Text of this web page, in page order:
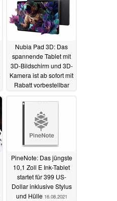
Nubia Pad 3D: Das
spannende Tablet mit
3D-Bildschirm und 3D-
Kamera ist ab sofort mit
Rabatt vorbestellbar
PineNote: Das jüngste
10,1 Zoll E Ink-Tablet
startet für 399 US-
Dollar inklusive Stylus
und Hülle 16.08.2021